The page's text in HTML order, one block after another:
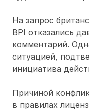
На запрос
BPI отказались
комментарий.
ситуацией,
инициатива
Причиной
в правилах